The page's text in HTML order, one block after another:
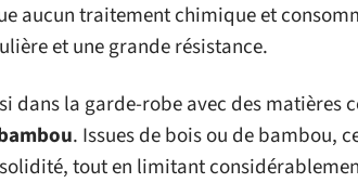
aucun traitement chimique et
et une grande résistance.
dans la garde-robe avec des matières
. Issues de bois ou de bambou,
tout en limitant